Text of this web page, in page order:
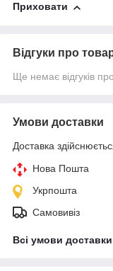
Приховати
Відгуки про
Ще немає відгуків
Умови доставки
Доставка
Нова Пошта
Укрпошта
Самовивіз
Всі умови доставки